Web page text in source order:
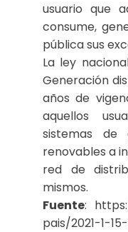
usuario que
consume,
pública sus
La ley
Generación
años de
aquellos
sistemas de
renovables a
red de
mismos.
Fuente:
pais/2021-1-